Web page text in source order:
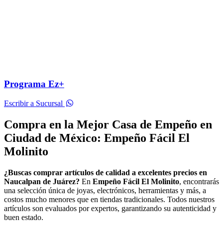
Programa Ez+
Escribir a Sucursal
Compra en la Mejor Casa de Empeño en
Ciudad de México: Empeño Fácil El
Molinito
¿Buscas comprar artículos de calidad a excelentes precios en
Naucalpan de Juárez? En Empeño Fácil El Molinito, encontrarás
una selección única de joyas, electrónicos, herramientas y más, a
costos mucho menores que en tiendas tradicionales. Todos nuestros
artículos son evaluados por expertos, garantizando su autenticidad y
buen estado.